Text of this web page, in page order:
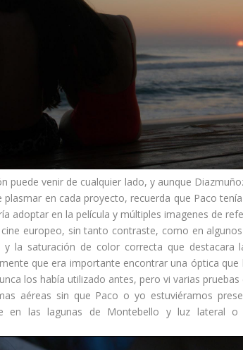
puede venir de cualquier lado, y aunque
plasmar en cada proyecto, recuerda que Paco
adoptar en la película y múltiples imagenes de
europeo, sin tanto contraste, como en
la saturación de color correcta que destacara
que era importante encontrar una óptica
los había utilizado antes, pero vi varias
aéreas sin que Paco o yo estuviéramos
en las lagunas de Montebello y luz lateral